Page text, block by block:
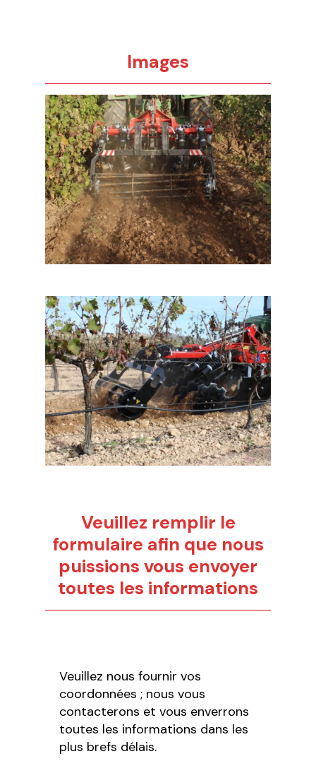
Images
Veuillez remplir le
formulaire afin que nous
puissions vous envoyer
toutes les informations
Veuillez nous fournir vos
coordonnées ; nous vous
contacterons et vous enverrons
toutes les informations dans les
plus brefs délais.